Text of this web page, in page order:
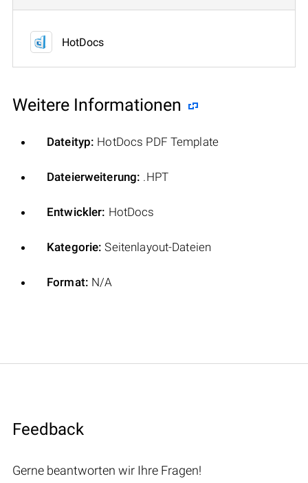
HotDocs
Weitere Informationen
Dateityp: HotDocs PDF Template
Dateierweiterung: .HPT
Entwickler: HotDocs
Kategorie: Seitenlayout-Dateien
Format: N/A
Feedback
Gerne beantworten wir Ihre Fragen!